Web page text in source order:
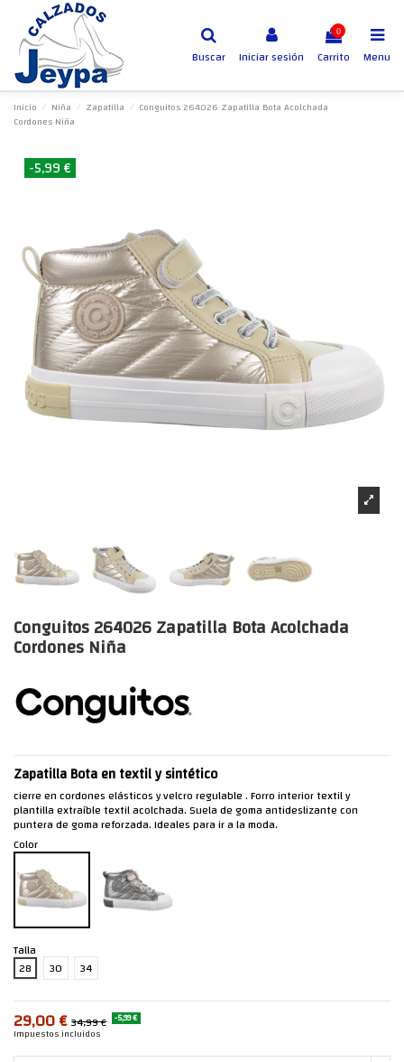
Buscar Iniciar sesión
0
Carrito Menu
Inicio Niña Zapatilla
Conguitos 264026 Zapatilla Bota Acolchada
Cordones Niña
-5,99 €
Conguitos 264026 Zapatilla Bota Acolchada
Cordones Niña
Zapatilla Bota en textil y sintético
cierre en cordones elásticos y velcro regulable . Forro interior textil y
plantilla extraíble textil acolchada. Suela de goma antideslizante con
puntera de goma reforzada. Ideales para ir a la moda.
Color
Talla
28
30 34
29,00 € 34,99 € -5,99 €
Impuestos incluidos